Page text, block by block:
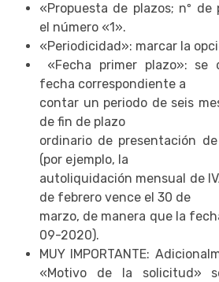
«Propuesta de plazos; nº de
el número «1».
«Periodicidad»: marcar la
«Fecha primer plazo»: se
fecha correspondiente a
contar un periodo de seis
de fin de plazo
ordinario de presentación
(por ejemplo, la
autoliquidación mensual de
de febrero vence el 30 de
marzo, de manera que la
09-2020).
MUY IMPORTANTE:
«Motivo de la solicitud»